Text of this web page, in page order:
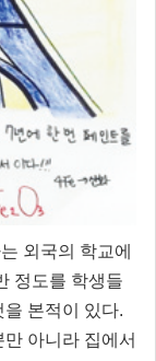
외국의 학교에
정도를 학생들
본적이 있다.
아니라 집에서